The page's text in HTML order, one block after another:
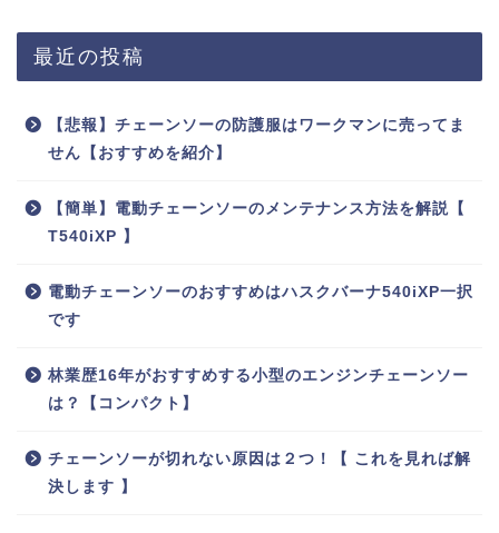
最近の投稿
【悲報】チェーンソーの防護服はワークマンに売ってま
せん【おすすめを紹介】
【簡単】電動チェーンソーのメンテナンス方法を解説【
T540iXP 】
電動チェーンソーのおすすめはハスクバーナ540iXP一択
です
林業歴16年がおすすめする小型のエンジンチェーンソー
は？【コンパクト】
チェーンソーが切れない原因は２つ！【 これを見れば解
決します 】